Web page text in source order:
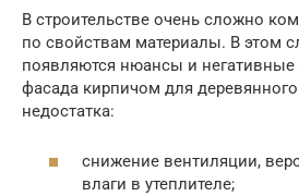
В строительстве очень сложно
по свойствам материалы. В этом
появляются нюансы и негативные
фасада кирпичом для
недостатка:
снижение вентиляции,
влаги в утеплителе;